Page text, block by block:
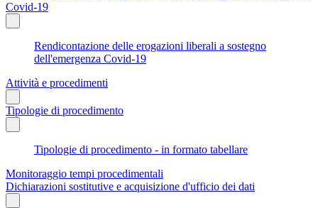
Covid-19
Rendicontazione delle erogazioni liberali a sostegno
dell'emergenza Covid-19
Attività e procedimenti
Tipologie di procedimento
Tipologie di procedimento - in formato tabellare
Monitoraggio tempi procedimentali
Dichiarazioni sostitutive e acquisizione d'ufficio dei dati